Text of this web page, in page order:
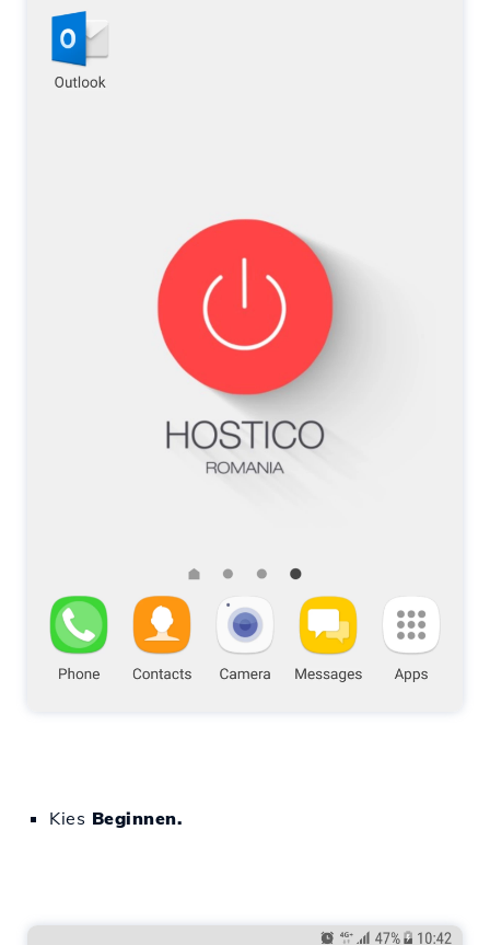
Kies Beginnen.